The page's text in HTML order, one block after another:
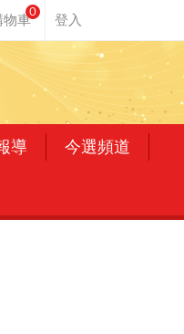
0
導 今選頻道